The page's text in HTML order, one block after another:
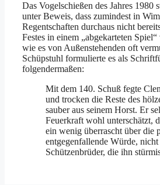
Das Vogelschießen des Jahres 1980
unter Beweis, dass zumindest in
Regentschaften durchaus nicht
Festes in einem „abgekarteten
wie es von Außenstehenden oft
Schüpstuhl formulierte es als
folgendermaßen:
Mit dem 140. Schuß fegte
und trocken die Reste des
sauber aus seinem Horst. Er
Feuerkraft wohl unterschätzt,
ein wenig überrascht über die
entgegenfallende Würde, nicht
Schützenbrüder, die ihn